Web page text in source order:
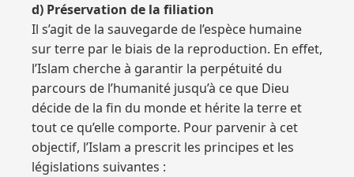
d) Préservation de la filiation
Il s’agit de la sauvegarde de l’espèce humaine
sur terre par le biais de la reproduction. En effet,
l’Islam cherche à garantir la perpétuité du
parcours de l’humanité jusqu’à ce que Dieu
décide de la fin du monde et hérite la terre et
tout ce qu’elle comporte. Pour parvenir à cet
objectif, l’Islam a prescrit les principes et les
législations suivantes :